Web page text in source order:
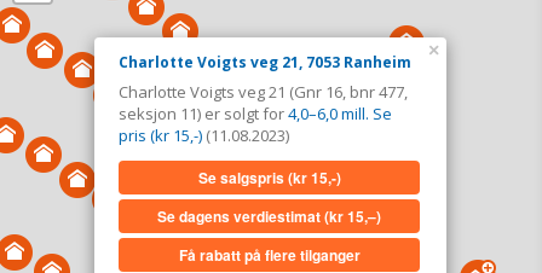
Charlotte Voigts veg 21, 7053 Ranheim
Tinglyst
11.08.2023
Solgt for
4,0–6,0 mill. Se pris (kr 15,-)
Type
Bolig. Gnr 16 - Bnr 477 - seksjon 11
Se salgspris(kr 15,-)
Se dagens verdiestimat(kr 15,–)
Charlotte Voigts veg 21, 7053 Ranheim
Charlotte Voigts veg 21 (Gnr 16, bnr 477,
seksjon 11) er solgt for4,0–6,0 mill. Se
pris (kr 15,-) (11.08.2023)
Se salgspris(kr 15,-)
Se dagens verdiestimat(kr 15,–)
Få rabatt på flere tilganger
×